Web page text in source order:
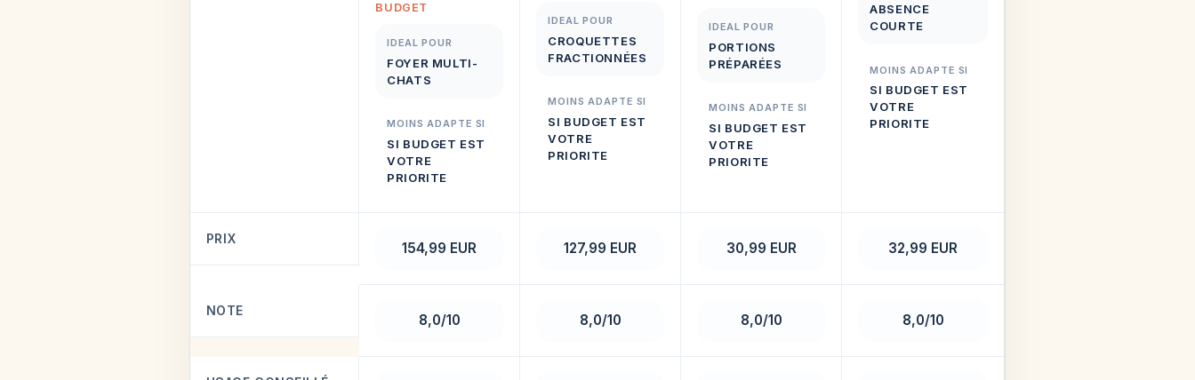
BUDGET
IDEAL POUR
FOYER MULTI-
CHATS
MOINS ADAPTE SI
SI BUDGET EST
VOTRE
PRIORITE
IDEAL POUR
CROQUETTES
FRACTIONNÉES
MOINS ADAPTE SI
SI BUDGET EST
VOTRE
PRIORITE
IDEAL POUR
PORTIONS
PRÉPARÉES
MOINS ADAPTE SI
SI BUDGET EST
VOTRE
PRIORITE
ABSENCE
COURTE
MOINS ADAPTE SI
SI BUDGET EST
VOTRE
PRIORITE
PRIX
154,99 EUR 127,99 EUR 30,99 EUR 32,99 EUR
NOTE
8,0/10 8,0/10 8,0/10 8,0/10